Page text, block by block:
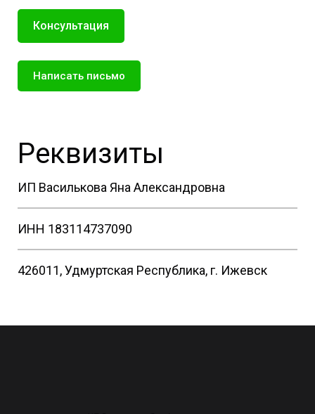
Консультация
Написать письмо
Реквизиты
ИП Василькова Яна Александровна
ИНН 183114737090
426011, Удмуртская Республика, г. Ижевск